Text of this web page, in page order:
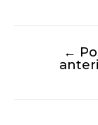
←